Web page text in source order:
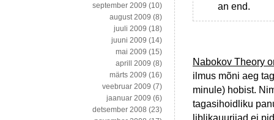
an end.
Nabokov Theory
ilmus mõni aeg
minule) hobist.
tagasihoidliku
liblikauurijad ei
september 2009 (10)
august 2009 (8)
juuli 2009 (18)
juuni 2009 (14)
mai 2009 (15)
aprill 2009 (8)
märts 2009 (16)
veebruar 2009 (7)
jaanuar 2009 (6)
detsember 2008 (23)